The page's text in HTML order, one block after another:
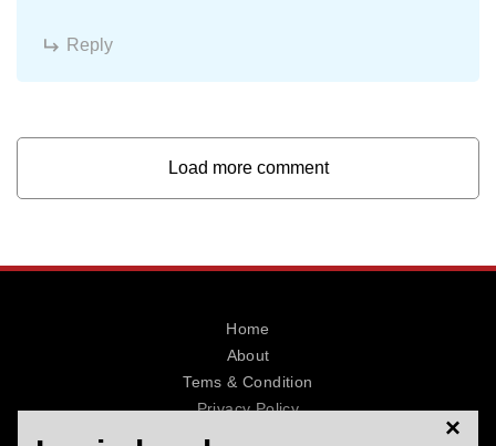
Reply
Load more comment
Home
About
Tems & Condition
Privacy Policy
×